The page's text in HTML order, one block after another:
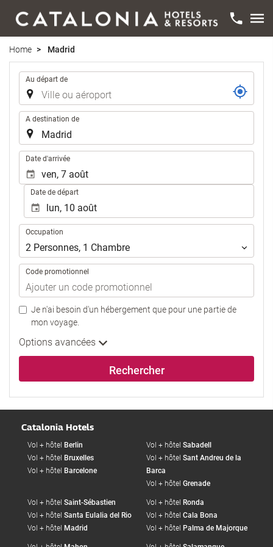
Home Madrid
Trajet
Au départ de
A destination de
Date d'arrivée
Date de départ
Occupation
Occupation
2 Personnes, 1 Chambre
Code promotionnel
Je n'ai besoin d'un hébergement que pour une partie de
mon voyage.
Options avancées
Rechercher
Catalonia Hotels
Vol + hôtel Berlin
Vol + hôtel Bruxelles
Vol + hôtel Barcelone
Vol + hôtel Sabadell
Vol + hôtel Sant Andreu de la
Barca
Vol + hôtel Grenade
Vol + hôtel Saint-Sébastien
Vol + hôtel Santa Eulalia del Rio
Vol + hôtel Madrid
Vol + hôtel Ronda
Vol + hôtel Cala Bona
Vol + hôtel Palma de Majorque